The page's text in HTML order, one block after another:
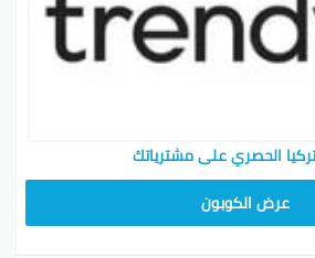
الحصري على مشترياتك
عرض الكوبون